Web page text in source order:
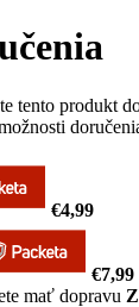
tento produkt
€4,99
€7,99
mať dopravu